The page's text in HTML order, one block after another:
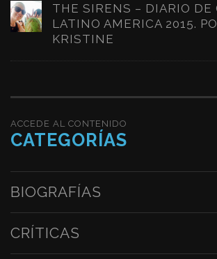
THE SIRENS – DIARIO DE
LATINO AMERICA 2015.
KRISTINE
ACCEDE AL CONTENIDO
CATEGORÍAS
BIOGRAFÍAS
CRÍTICAS